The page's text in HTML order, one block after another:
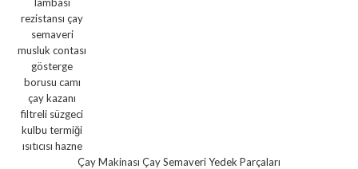
Çay Makinası Çay Semaveri Yedek Parçaları